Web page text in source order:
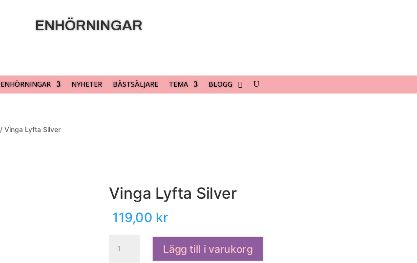
ENHÖRNINGAR
ENHÖRNINGAR NYHETER BÄSTSÄLJARE TEMA BLOGG
/ Vinga Lyfta Silver
Vinga Lyfta Silver
119,00 kr
Lyfta Lägg till i varukorg